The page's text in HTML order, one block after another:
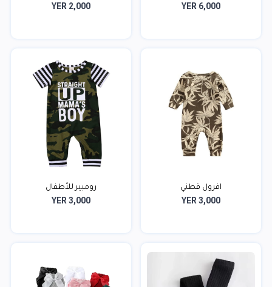
YER 6,000
YER 2,000
افرول قطني
YER 3,000
رومبير للأطفال
YER 3,000